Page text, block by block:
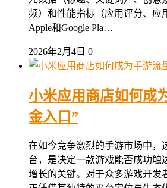
频）和性能指标（应用评分、应
Apple和Google Pla…
2026年2月4日 0
小米应用商店如何成
金入口”
在如今竞争激烈的手游市场中，
台，是决定一款游戏能否成功触
增长的关键。对于众多游戏开发